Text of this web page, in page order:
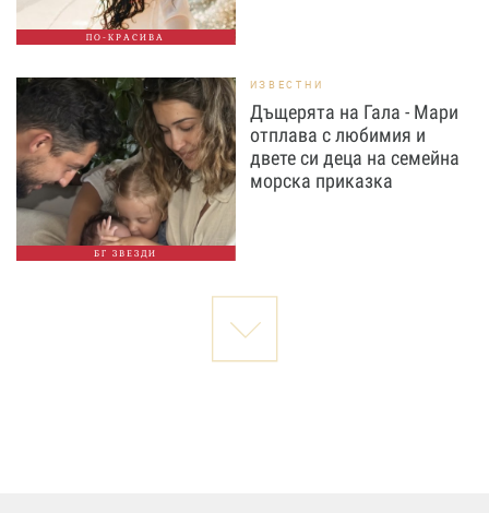
ПО-КРАСИВА
БГ ЗВЕЗДИ
ИЗВЕСТНИ
Дъщерята на Гала - Мари
отплава с любимия и
двете си деца на семейна
морска приказка